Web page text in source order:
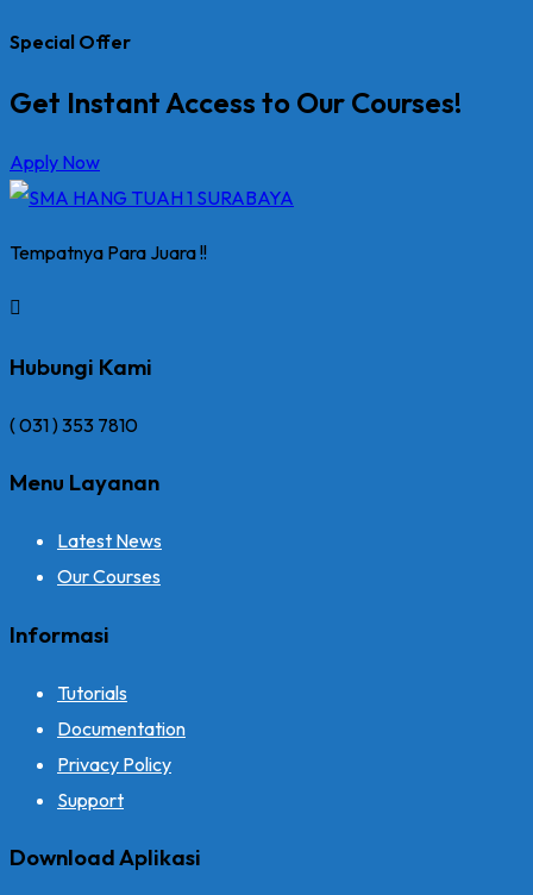
Special Offer
Get Instant Access to Our Courses!
Apply Now
Tempatnya Para Juara !!
Hubungi Kami
( 031 ) 353 7810
Menu Layanan
Latest News
Our Courses
Informasi
Tutorials
Documentation
Privacy Policy
Support
Download Aplikasi